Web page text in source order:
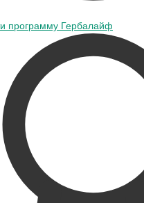
программу Гербалайф